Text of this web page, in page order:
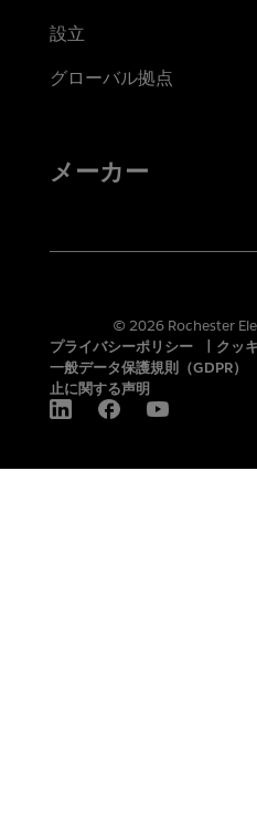
設立
グローバル拠点
メーカー
© 2026 Rochester
プライバシーポリシー
クッ
一般データ保護規則（GDPR）
止に関する声明